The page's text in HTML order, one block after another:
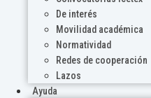
De interés
Movilidad académica
Normatividad
Redes de cooperación
Lazos
Ayuda